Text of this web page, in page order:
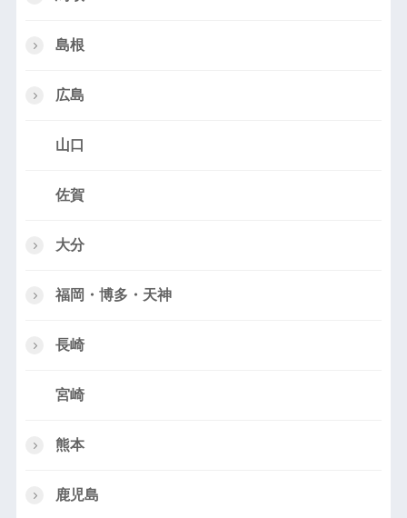
島根
広島
山口
佐賀
大分
福岡・博多・天神
長崎
宮崎
熊本
鹿児島